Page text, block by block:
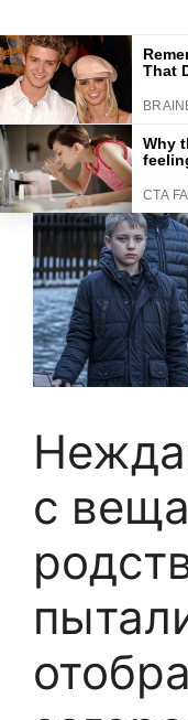
to
content
с